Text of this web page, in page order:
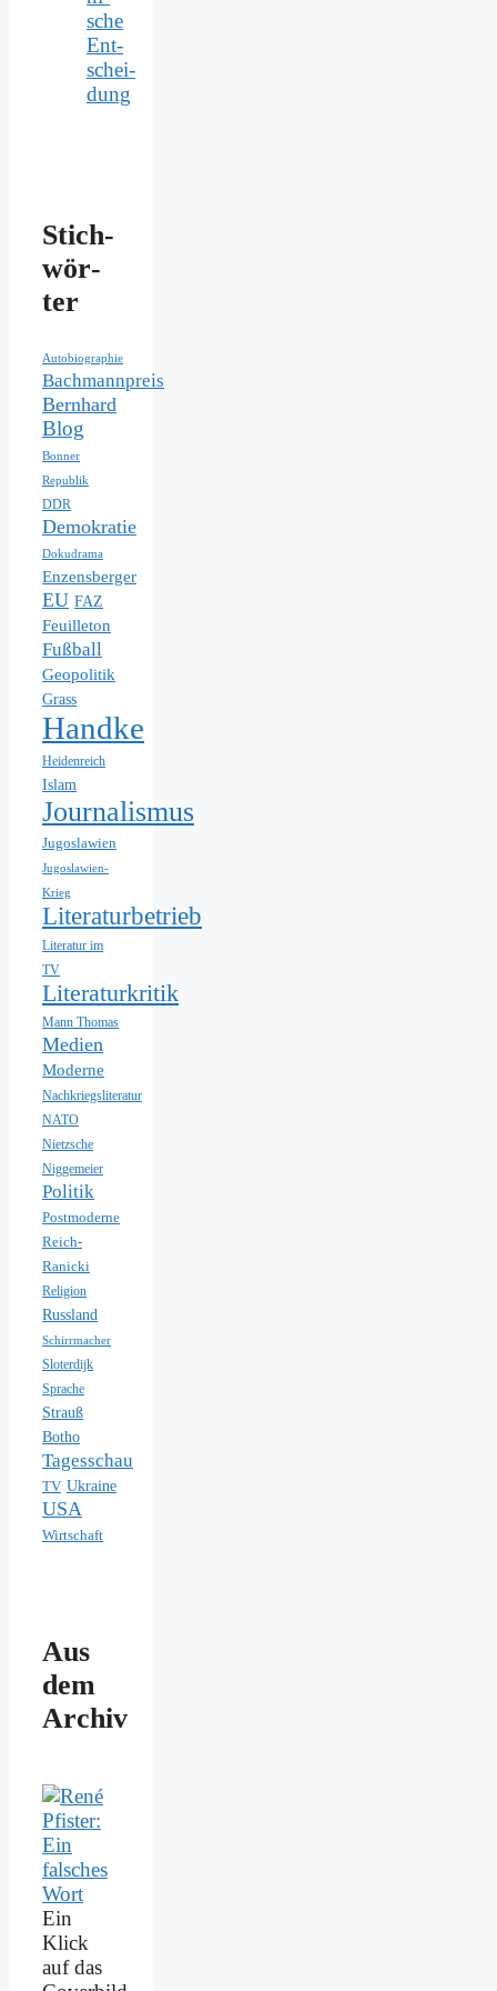
sche
Ent­
schei­
dung
Stich­
wör­
ter
Autobiographie
Bachmannpreis
Bernhard
Blog
Bonner
Republik
DDR
Demokratie
Dokudrama
Enzensberger
EU FAZ
Feuilleton
Fußball
Geopolitik
Grass
Handke
Heidenreich
Islam
Journalismus
Jugoslawien
Jugoslawien-
Krieg
Literaturbetrieb
Literatur im
TV
Literaturkritik
Mann Thomas
Medien
Moderne
Nachkriegsliteratur
NATO
Nietzsche
Niggemeier
Politik
Postmoderne
Reich-
Ranicki
Religion
Russland
Schirrmacher
Sloterdijk
Sprache
Strauß
Botho
Tagesschau
TV Ukraine
USA
Wirtschaft
Aus
dem
Archiv
Ein
Klick
auf das